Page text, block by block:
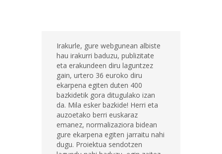
Irakurle, gure webgunean albiste
hau irakurri baduzu, publizitate
eta erakundeen diru laguntzez
gain, urtero 36 euroko diru
ekarpena egiten duten 400
bazkidetik gora ditugulako izan
da. Mila esker bazkide! Herri eta
auzoetako berri euskaraz
emanez, normalizaziora bidean
gure ekarpena egiten jarraitu nahi
dugu. Proiektua sendotzen